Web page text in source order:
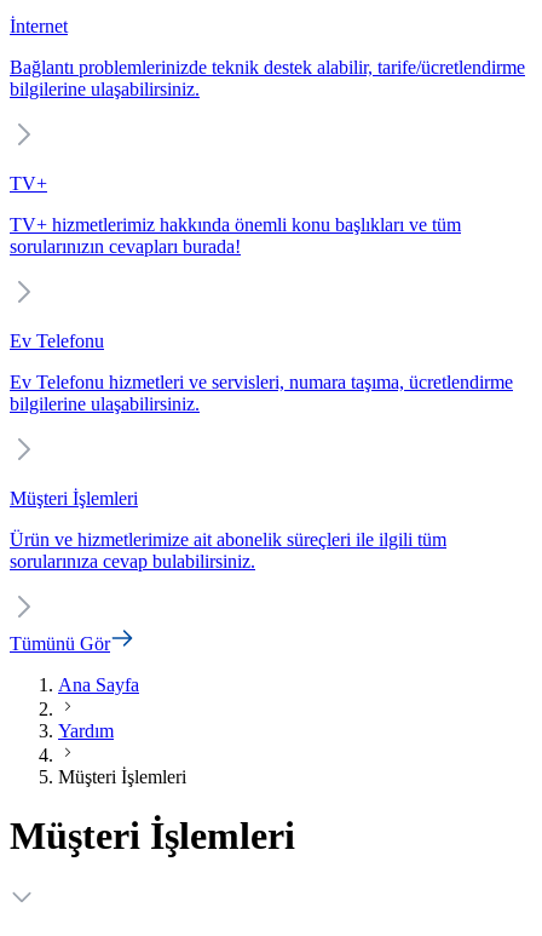
İnternet
Bağlantı problemlerinizde teknik destek alabilir, tarife/ücretlendirme
bilgilerine ulaşabilirsiniz.
TV+
TV+ hizmetlerimiz hakkında önemli konu başlıkları ve tüm
sorularınızın cevapları burada!
Ev Telefonu
Ev Telefonu hizmetleri ve servisleri, numara taşıma, ücretlendirme
bilgilerine ulaşabilirsiniz.
Müşteri İşlemleri
Ürün ve hizmetlerimize ait abonelik süreçleri ile ilgili tüm
sorularınıza cevap bulabilirsiniz.
Tümünü Gör
Ana Sayfa
Yardım
Müşteri İşlemleri
Müşteri İşlemleri